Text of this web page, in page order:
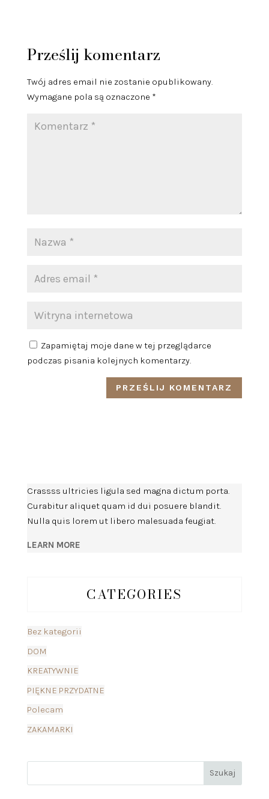
Prześlij komentarz
Twój adres email nie zostanie opublikowany.
Wymagane pola są oznaczone *
Zapamiętaj moje dane w tej przeglądarce
podczas pisania kolejnych komentarzy.
Crassss ultricies ligula sed magna dictum porta.
Curabitur aliquet quam id dui posuere blandit.
Nulla quis lorem ut libero malesuada feugiat.
LEARN MORE
CATEGORIES
Bez kategorii
DOM
KREATYWNIE
PIĘKNE PRZYDATNE
Polecam
ZAKAMARKI